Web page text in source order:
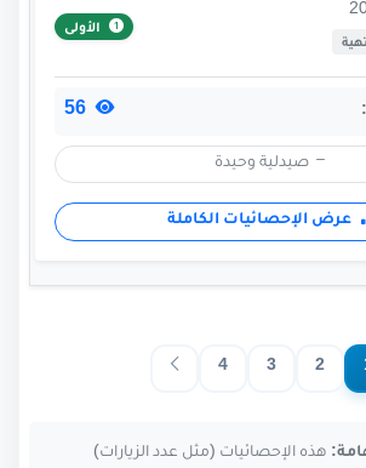
الأولى
صيدلية وحيدة
عرض الإحصائيات الكاملة
2
3
4
هذه الإحصائيات (مثل عدد الزيارات)